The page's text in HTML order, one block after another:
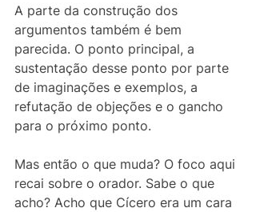
A parte da construção dos
argumentos também é bem
parecida. O ponto principal, a
sustentação desse ponto por parte
de imaginações e exemplos, a
refutação de objeções e o gancho
para o próximo ponto.
Mas então o que muda? O foco aqui
recai sobre o orador. Sabe o que
acho? Acho que Cícero era um cara